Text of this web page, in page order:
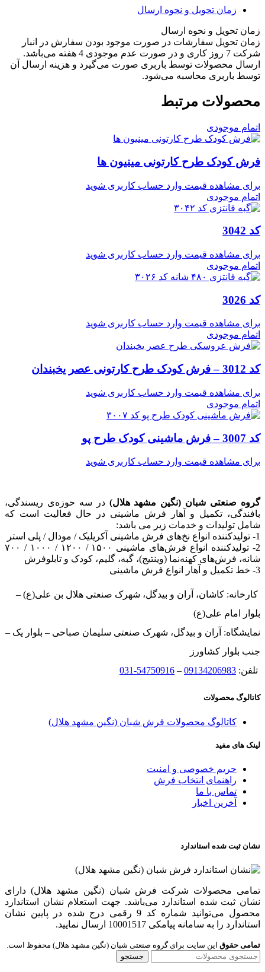
زمان تحویل و نحوه ارسال
زمان تحویل و نحوه ارسال
زمان تحویل سفارشات در صورت موجود بودن سفارش در انبار
شرکت 7 روز کاری و در صورت عدم موجودی 4 هفته می‌باشد.
ارسال محصولات توسط باربری صورت می‌گیرد و هزینه ارسال آن
توسط باربری محاسبه می‌شود.
محصولات مرتبط
اتمام موجودی
فرش کودک طرح کارتونی مینیون ها
برای مشاهده قیمت وارد حساب کاربری شوید
اتمام موجودی
کد 3042
برای مشاهده قیمت وارد حساب کاربری شوید
اتمام موجودی
کد 3026
برای مشاهده قیمت وارد حساب کاربری شوید
اتمام موجودی
کد 3012 – فرش کودک طرح کارتونی عصر یخبندان
برای مشاهده قیمت وارد حساب کاربری شوید
اتمام موجودی
کد 3007 – فرش ماشینی کودک طرح پو
برای مشاهده قیمت وارد حساب کاربری شوید
گروه صنعتی شبان (نگین مشهد هلال) در سه حوزه‌ی ریسندگی،
بافندگی، تکمیل و آهار فرش ماشینی در حال فعالیت است که
شامل تولیدات و خدمات زیر می باشد:
1- تولیدکننده انواع نخ‌های فرش ماشینی آکریلیک / مودال / پلی استر
2- تولیدکننده انواع فرش‌های ماشینی ۱۵۰۰ / ۱۲۰۰ / ۱۰۰۰ / ۷۰۰
شانه، فرش‌های کهنه‌نما (وینتیج)، گبه، گلیم، کودک و تابلوفرش
3- خط تکمیل و آهار انواع فرش ماشینی
کارخانه: کاشان، آران و بیدگل، شهرک صنعتی هلال بن علی(ع) –
بلوار امام علی(ع)
نمایشگاه: آران و بیدگل، شهرک صنعتی سلیمان صباحی – بلوار یک –
جنب بلوار کشاورز
تلفن: 09134206983
–
54750916-031
کاتالوگ محصولات
کاتالوگ محصولات فرش شبان (نگین مشهد هلال)
لینک های مفید
حریم خصوصی و امنیت
راهنمای انتخاب فرش
تماس با ما
آخرین اخبار
نشان ثبت شده استاندارد
تمامی محصولات شرکت فرش شبان (نگین مشهد هلال) دارای
نشان ثبت شده استاندارد می‌باشد. جهت استعلام نشان استاندارد
محصول می‌توانید شماره کد 9 رقمی درج شده در پایین نشان
استاندارد را به سامانه پیامکی 10001517 ارسال نمایید.
تمامی حقوق این سایت برای گروه صنعتی شبان (نگین مشهد هلال) محفوظ است.
جستجو